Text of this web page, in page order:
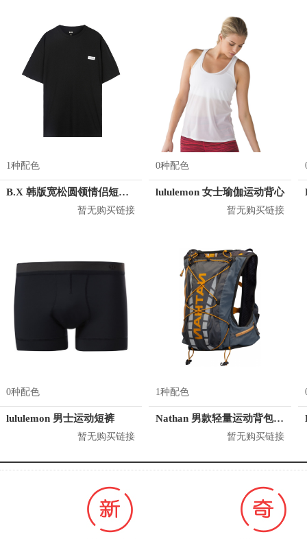
1种配色
B.X 韩版宽松圆领情侣短袖T恤 男女同款 T-6202-002001
暂无购买链接
0种配色
lululemon 女士瑜伽运动背心
暂无购买链接
0种配色
lululemon 男士运动短裤
暂无购买链接
1种配色
Nathan 男款轻量运动背包 4532
暂无购买链接